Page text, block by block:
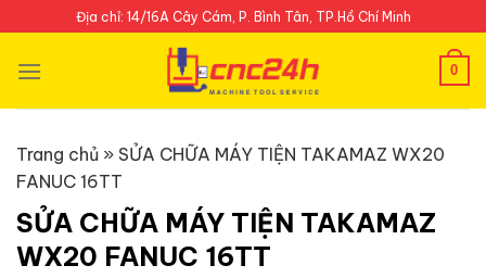
to
content
Địa chỉ: 14/16A Cây Cám, P. Bình Tân, TP.Hồ Chí Minh
0
Trang chủ » SỬA CHỮA MÁY TIỆN TAKAMAZ WX20
FANUC 16TT
SỬA CHỮA MÁY TIỆN TAKAMAZ
WX20 FANUC 16TT